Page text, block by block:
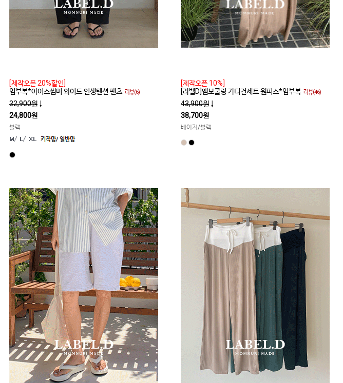
[제작오픈 20%할인]
임부복*아이스썸머 와이드 인생텐션 팬츠 리뷰(6)
32,900원 ↓
24,800원
블랙
[제작오픈 10%]
[라벨D]엠보쿨링 가디건세트 원피스*임부복 리뷰(46)
43,900원 ↓
38,700원
베이지/블랙